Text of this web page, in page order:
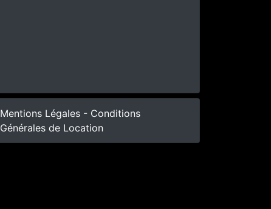
Mentions Légales - Conditions
Générales de Location